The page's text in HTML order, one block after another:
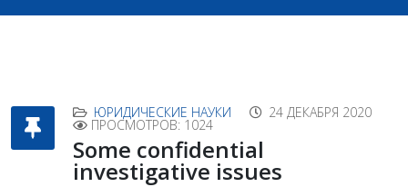
ЮРИДИЧЕСКИЕ НАУКИ 24 ДЕКАБРЯ 2020
ПРОСМОТРОВ: 1024
Some confidential
investigative issues